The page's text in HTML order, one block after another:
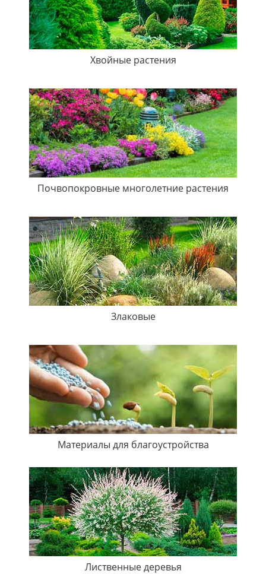
Хвойные растения
Почвопокровные многолетние растения
Злаковые
Материалы для благоустройства
Лиственные деревья